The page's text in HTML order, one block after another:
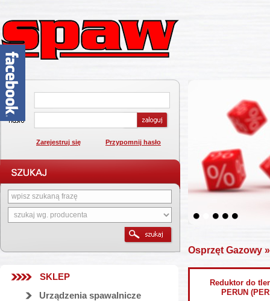
Zarejestruj się Przypomnij hasło
SKLEP
Urządzenia spawalnicze
4
Osprzęt Gazowy
Reduktor do
PERUN